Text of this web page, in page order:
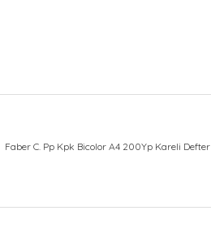
Faber C. Pp Kpk Bicolor A4 200Yp Kareli Defter